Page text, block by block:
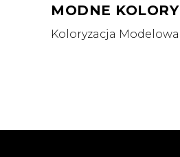
MODNE KOLORY
Koloryzacja